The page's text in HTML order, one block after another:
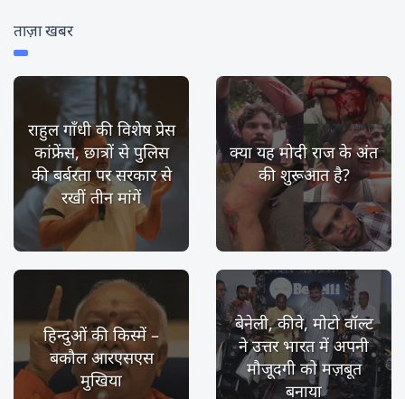
ताज़ा खबर
राहुल गाँधी की विशेष प्रेस
कांफ्रेंस, छात्रों से पुलिस
की बर्बरता पर सरकार से
रखीं तीन मांगें
क्या यह मोदी राज के अंत
की शुरूआत है?
हिन्दुओं की किस्में –
बकौल आरएसएस
मुखिया
बेनेली, कीवे, मोटो वॉल्ट
ने उत्तर भारत में अपनी
मौजूदगी को मज़बूत
बनाया